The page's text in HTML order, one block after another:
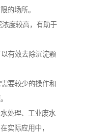
的场所。
度较高，有助于
有效去除沉淀颗
要较少的操作和
处理、工业废水
实际应用中，